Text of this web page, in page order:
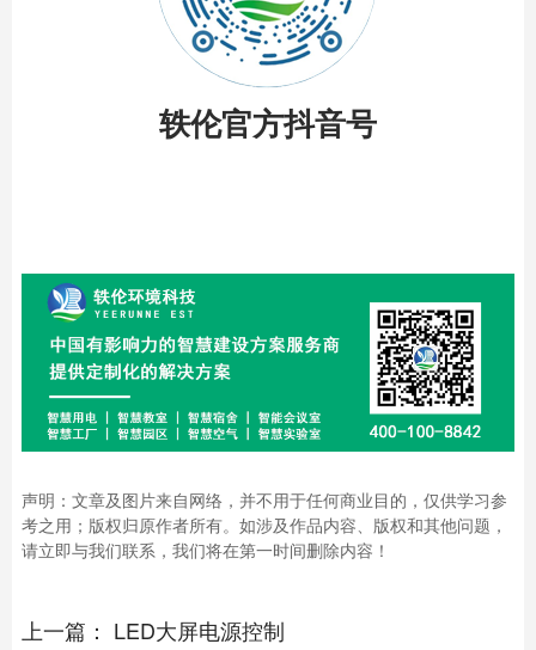
轶伦官方抖音号
声明：文章及图片来自网络，并不用于任何商业目的，仅供学习参
考之用；版权归原作者所有。如涉及作品内容、版权和其他问题，
请立即与我们联系，我们将在第一时间删除内容！
上一篇： LED大屏电源控制